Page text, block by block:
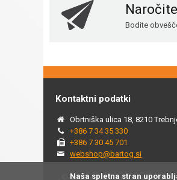
Bodite
Kontaktni podatki
Obrtniška ulica 18, 8210
+386 7 34 35 330
+386 7 30 45 701
webshop@bartog.si
© 2015 - 2025 Spletna
Naša spletna stran